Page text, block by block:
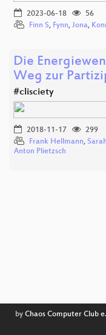
2023-06-18
56
Finn S, Fynn, Jona,
Die
Weg zur
#clisciety
2018-11-17
299
Frank Hellmann,
Anton Plietzsch
by Chaos Computer Club